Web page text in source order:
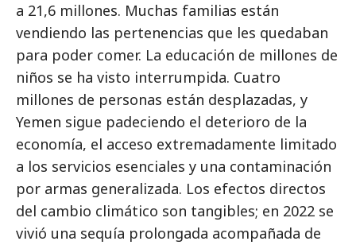
a 21,6 millones. Muchas familias están
vendiendo las pertenencias que les quedaban
para poder comer. La educación de millones de
niños se ha visto interrumpida. Cuatro
millones de personas están desplazadas, y
Yemen sigue padeciendo el deterioro de la
economía, el acceso extremadamente limitado
a los servicios esenciales y una contaminación
por armas generalizada. Los efectos directos
del cambio climático son tangibles; en 2022 se
vivió una sequía prolongada acompañada de